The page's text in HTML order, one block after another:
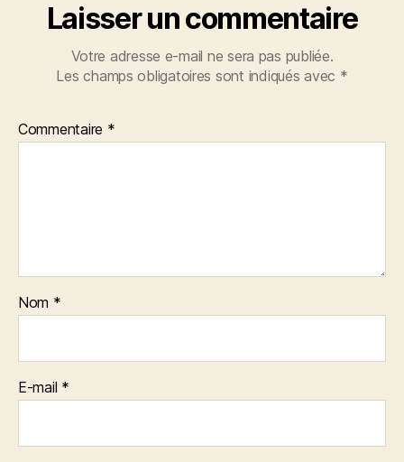
Laisser un commentaire
Votre adresse e-mail ne sera pas publiée.
Les champs obligatoires sont indiqués avec *
Commentaire *
Nom *
E-mail *